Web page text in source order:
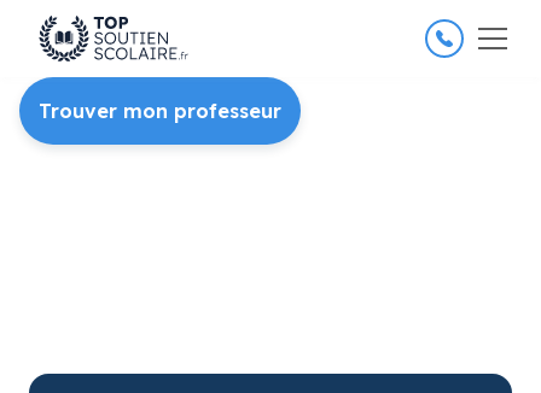
26 000 élèves satisfaits
Trouver mon professeur